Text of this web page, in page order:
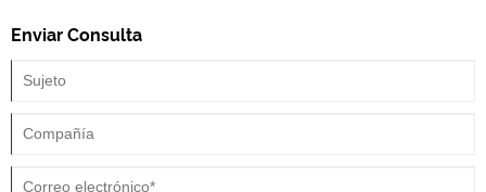
Enviar Consulta